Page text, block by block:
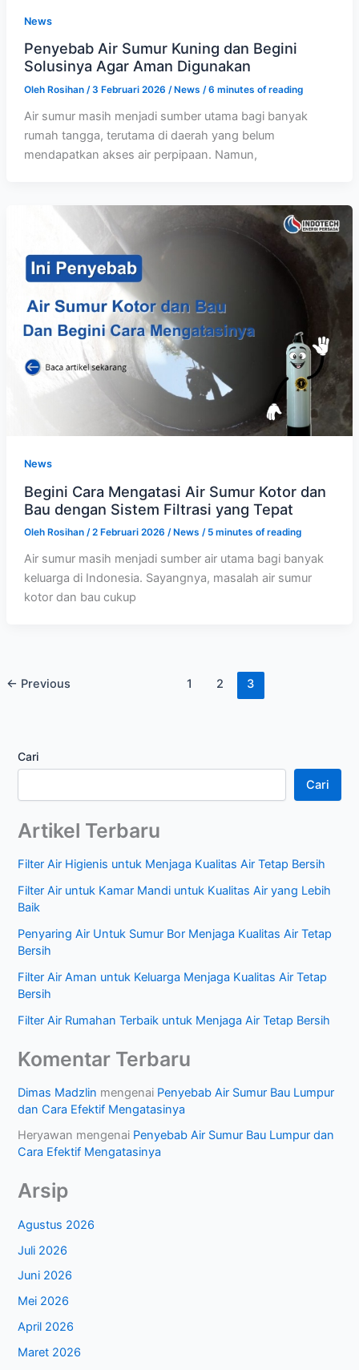
News
Penyebab Air Sumur Kuning dan Begini
Solusinya Agar Aman Digunakan
Oleh Rosihan /3 Februari 2026 / News /6 minutes of reading
Air sumur masih menjadi sumber utama bagi banyak
rumah tangga, terutama di daerah yang belum
mendapatkan akses air perpipaan. Namun,
News
Begini Cara Mengatasi Air Sumur Kotor dan
Bau dengan Sistem Filtrasi yang Tepat
Oleh Rosihan /2 Februari 2026 / News / 5 minutes of reading
Air sumur masih menjadi sumber air utama bagi banyak
keluarga di Indonesia. Sayangnya, masalah air sumur
kotor dan bau cukup
← Previous 1 2 3
Cari
Cari
Artikel Terbaru
Filter Air Higienis untuk Menjaga Kualitas Air Tetap Bersih
Filter Air untuk Kamar Mandi untuk Kualitas Air yang Lebih
Baik
Penyaring Air Untuk Sumur Bor Menjaga Kualitas Air Tetap
Bersih
Filter Air Aman untuk Keluarga Menjaga Kualitas Air Tetap
Bersih
Filter Air Rumahan Terbaik untuk Menjaga Air Tetap Bersih
Komentar Terbaru
Dimas Madzlin mengenai Penyebab Air Sumur Bau Lumpur
dan Cara Efektif Mengatasinya
Heryawan mengenai Penyebab Air Sumur Bau Lumpur dan
Cara Efektif Mengatasinya
Arsip
Agustus 2026
Juli 2026
Juni 2026
Mei 2026
April 2026
Maret 2026